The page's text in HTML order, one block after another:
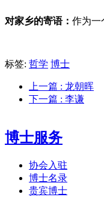
对家乡的寄语： 作为一
标签: 哲学 博士
上一篇 : 龙朝晖
下一篇 : 李谦
博士服务
协会入驻
博士名录
贵宾博士